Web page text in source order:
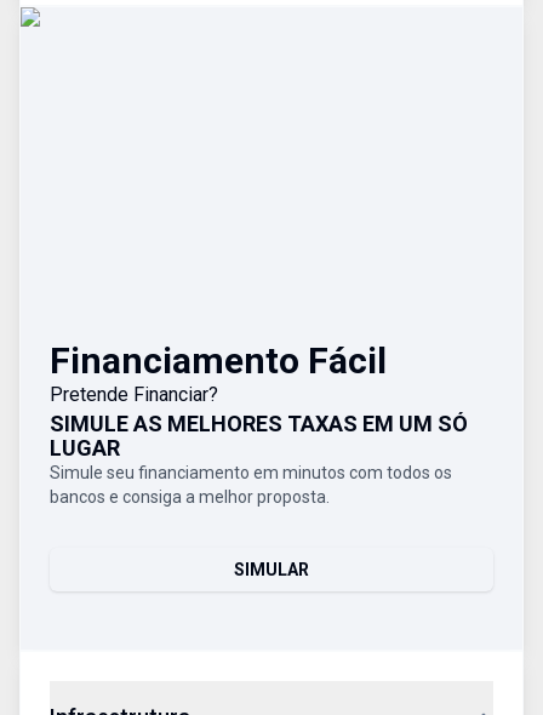
Financiamento Fácil
Pretende Financiar?
SIMULE AS MELHORES TAXAS EM UM SÓ
LUGAR
Simule seu financiamento em minutos com todos os
bancos e consiga a melhor proposta.
SIMULAR